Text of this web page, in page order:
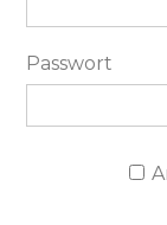
Passwort